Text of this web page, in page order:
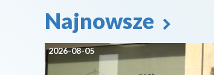
Najnowsze
2026-08-05